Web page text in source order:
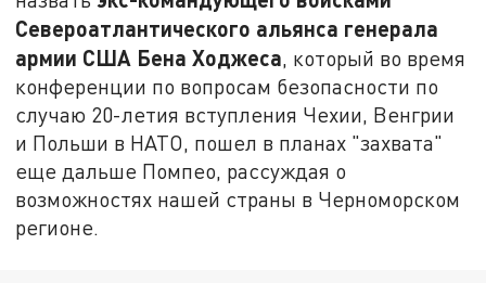
Североатлантического альянса генерала
армии США Бена Ходжеса, который во время
конференции по вопросам безопасности по
случаю 20-летия вступления Чехии, Венгрии
и Польши в НАТО, пошел в планах "захвата"
еще дальше Помпео, рассуждая о
возможностях нашей страны в Черноморском
регионе.